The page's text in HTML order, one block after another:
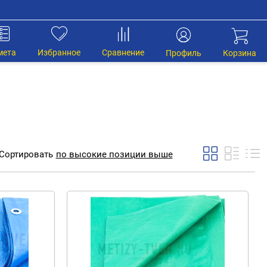
Корзина
Профиль
Сравнение
Избранное
по высокие позиции выше